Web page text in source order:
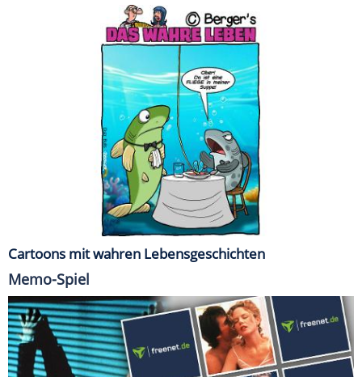
Cartoons mit wahren Lebensgeschichten
Memo-Spiel